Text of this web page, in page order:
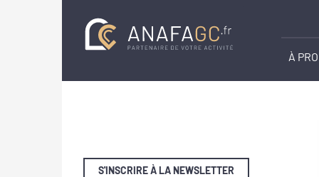
À
S'INSCRIRE À LA NEWSLETTER